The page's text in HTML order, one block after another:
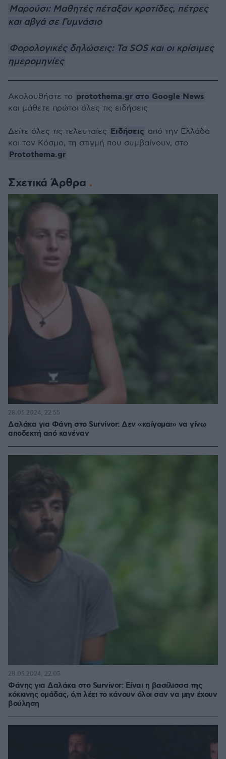
Μαρούσι: Μαθητές πέταξαν κροτίδες, πέτρες
και αβγά σε Γυμνάσιο
Φορολογικές δηλώσεις: Τα SOS και οι κρίσιμες
ημερομηνίες
Σχετικά Άρθρα
Δαλάκα για Φάνη στο Survivor: Δεν «καίγομαι» να γίνω
αποδεκτή από κανέναν
28.05.2024, 22:55
Φάνης για Δαλάκα στο Survivor: Είναι η βασίλισσα της
κόκκινης ομάδας, ό,τι λέει το κάνουν όλοι σαν να μην έχουν
βούληση
28.05.2024, 22:05
Ακολουθήστε το protothema.gr στο Google News
και μάθετε πρώτοι όλες τις ειδήσεις
Δείτε όλες τις τελευταίες Ειδήσεις από την Ελλάδα
και τον Κόσμο, τη στιγμή που συμβαίνουν, στο
Protothema.gr